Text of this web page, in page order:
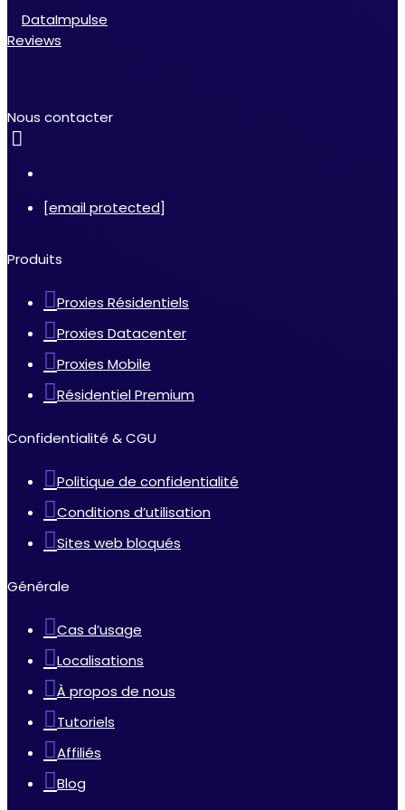
DataImpulse
Reviews
Nous contacter
[email protected]
Produits
Proxies Résidentiels
Proxies Datacenter
Proxies Mobile
Résidentiel Premium
Confidentialité & CGU
Politique de confidentialité
Conditions d’utilisation
Sites web bloqués
Générale
Cas d’usage
Localisations
À propos de nous
Tutoriels
Affiliés
Blog